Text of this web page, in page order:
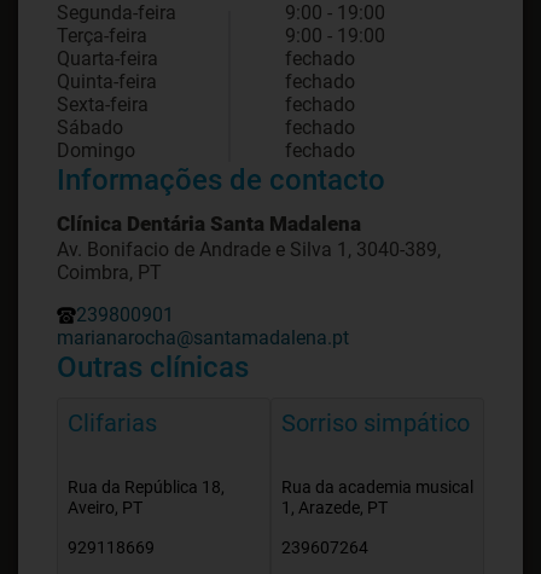
Segunda-feira
9:00 - 19:00
Terça-feira
9:00 - 19:00
Quarta-feira
fechado
Quinta-feira
fechado
Sexta-feira
fechado
Sábado
fechado
Domingo
fechado
Informações de contacto
Clínica Dentária Santa Madalena
Av. Bonifacio de Andrade e Silva 1, 3040-389,
Coimbra, PT
239800901
marianarocha@santamadalena.pt
Outras clínicas
Clifarias
Rua da República 18,
Aveiro, PT
929118669
Sorriso simpático
Rua da academia musical
1, Arazede, PT
239607264